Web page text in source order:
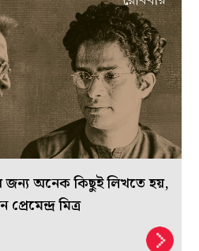
জন্য অনেক কিছুই লিখতে হয়,
মিত্র